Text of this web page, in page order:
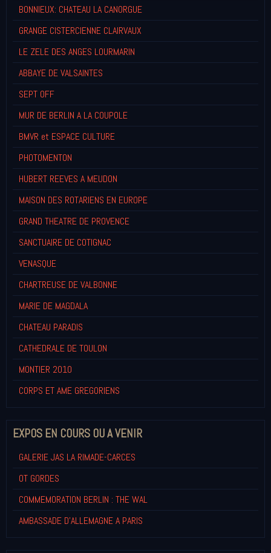
BONNIEUX: CHATEAU LA CANORGUE
GRANGE CISTERCIENNE CLAIRVAUX
LE ZELE DES ANGES LOURMARIN
ABBAYE DE VALSAINTES
SEPT OFF
MUR DE BERLIN A LA COUPOLE
BMVR et ESPACE CULTURE
PHOTOMENTON
HUBERT REEVES A MEUDON
MAISON DES ROTARIENS EN EUROPE
GRAND THEATRE DE PROVENCE
SANCTUAIRE DE COTIGNAC
VENASQUE
CHARTREUSE DE VALBONNE
MARIE DE MAGDALA
CHATEAU PARADIS
CATHEDRALE DE TOULON
MONTIER 2010
CORPS ET AME GREGORIENS
EXPOS EN COURS OU A VENIR
GALERIE JAS LA RIMADE-CARCES
OT GORDES
COMMEMORATION BERLIN : THE WAL
AMBASSADE D'ALLEMAGNE A PARIS